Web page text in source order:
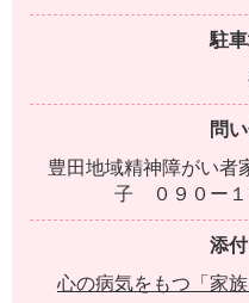
駐
問
豊田地域精神障がい
子 ０９０ー
添
心の病気をもつ「家